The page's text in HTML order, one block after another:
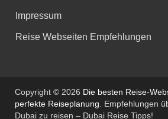
Impressum
Reise Webseiten Empfehlungen
Copyright © 2026 Die besten Reise-
perfekte Reiseplanung . Empfehlungen
Dubai zu reisen – Dubai Reise Tipps!